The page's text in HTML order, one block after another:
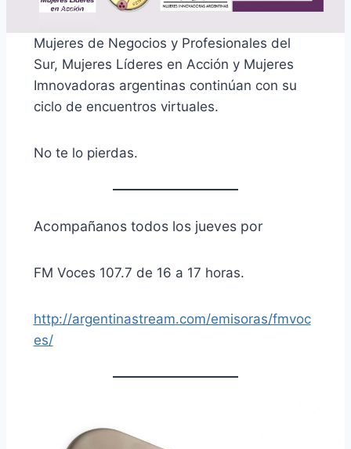
Mujeres de Negocios y Profesionales del
Sur, Mujeres Líderes en Acción y Mujeres
Imnovadoras argentinas continúan con su
ciclo de encuentros virtuales.
No te lo pierdas.
Acompañanos todos los jueves por
FM Voces 107.7 de 16 a 17 horas.
http://argentinastream.com/emisoras/fmvoc
es/